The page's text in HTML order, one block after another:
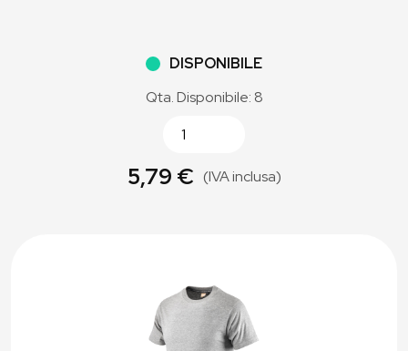
DISPONIBILE
Qta. Disponibile: 8
5,79 € (IVA inclusa)